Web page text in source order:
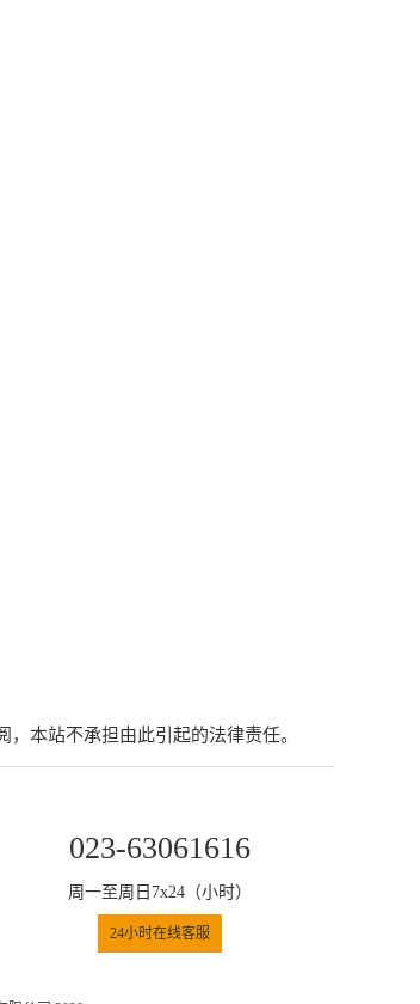
本站不承担由此引起的法律责任。
023-63061616
周一至周日7x24（小时）
24小时在线客服